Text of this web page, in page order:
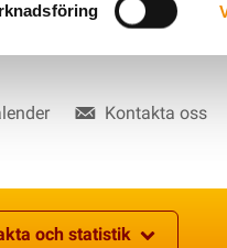
Kontakta oss
och statistik